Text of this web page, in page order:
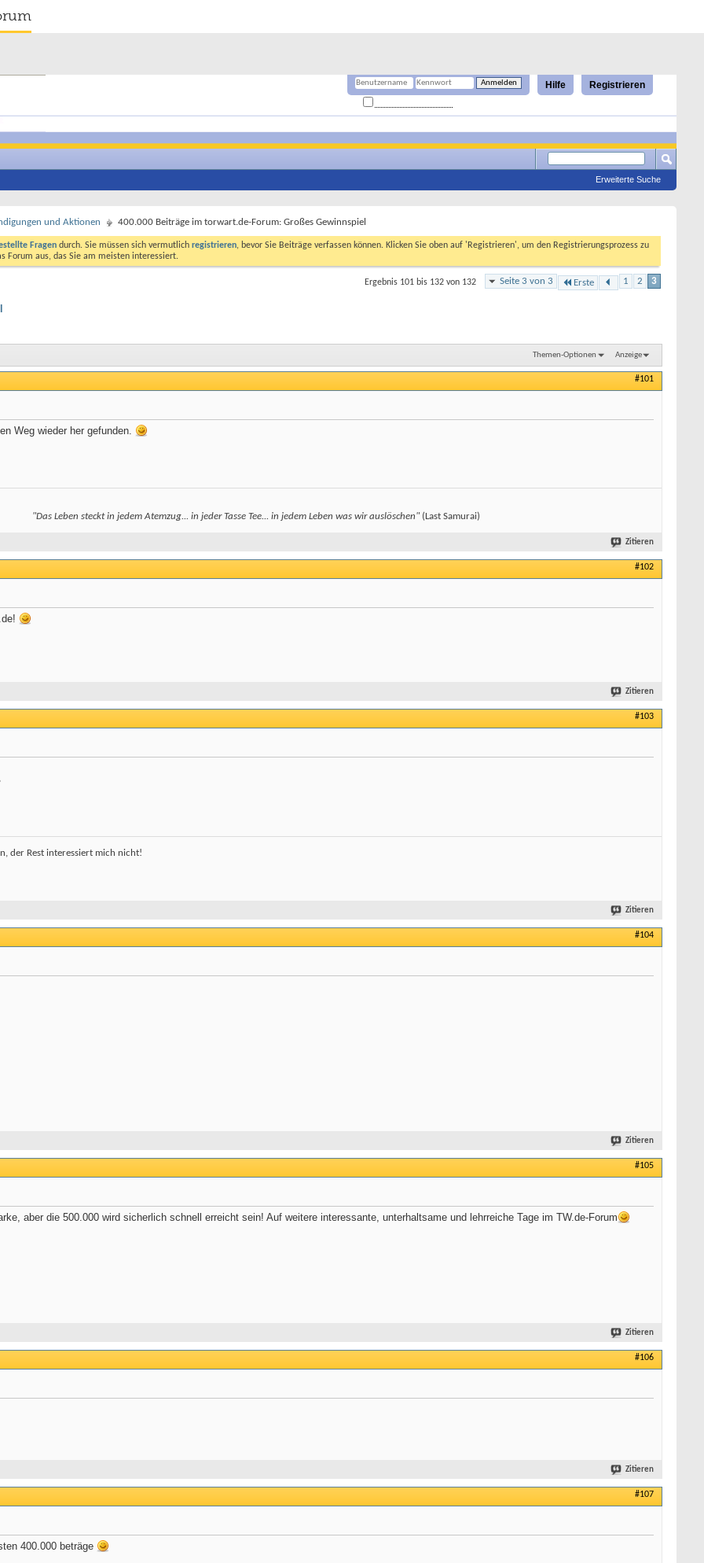
Registrieren
Hilfe
Erweiterte Suche
und Aktionen 400.000 Beiträge im torwart.de-Forum: Großes Gewinnspiel
Fragen durch. Sie müssen sich vermutlich registrieren, bevor Sie Beiträge verfassen können. Klicken Sie oben auf 'Registrieren', um den Registrierungsprozess zu
Forum aus, das Sie am meisten interessiert.
Seite 3 von 3 Erste 1 2 3
Ergebnis 101 bis 132 von 132
Themen-Optionen Anzeige
#101
Weg wieder her gefunden.
"Das Leben steckt in jedem Atemzug... in jeder Tasse Tee... in jedem Leben was wir auslöschen"(Last Samurai)
Zitieren
#102
Zitieren
#103
der Rest interessiert mich nicht!
Zitieren
#104
Zitieren
#105
aber die 500.000 wird sicherlich schnell erreicht sein! Auf weitere interessante, unterhaltsame und lehrreiche Tage im TW.de-Forum
Zitieren
#106
Zitieren
#107
400.000 beträge